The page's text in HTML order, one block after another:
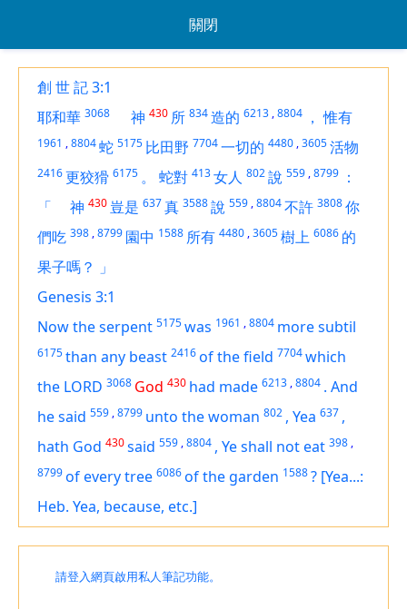
關閉
創 世 記 3:1
耶和華 3068 神 430 所 834造的 6213 ,8804 ， 惟有
1961 ,8804蛇 5175 比田野 7704一切的 4480 ,3605活物
2416更狡猾 6175 。 蛇對 413女人 802說 559 ,8799 ：
「
神 430 豈是 637真 3588說 559 ,8804不許 3808你
們吃 398 ,8799 園中 1588 所有 4480 ,3605樹上 6086 的
果子嗎？ 」
Genesis 3:1
Now the serpent 5175was 1961 ,8804 more subtil
6175than any beast 2416of the field 7704which
the LORD 3068 God 430 had made 6213 ,8804 . And
he said 559 ,8799 unto the woman 802 , Yea 637 ,
hath God 430said 559 ,8804 , Ye shall not eat 398 ,
8799of every tree 6086of the garden 1588? [Yea...:
Heb. Yea, because, etc.]
請登入網頁啟用私人筆記功能。